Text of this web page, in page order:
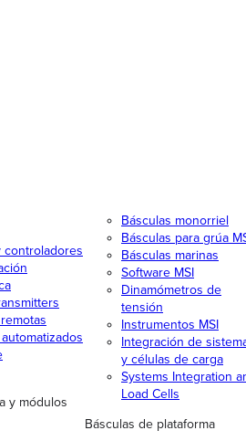
controladores
y módulos
Básculas monorriel
Básculas para grúa
Básculas marinas
Software MSI
Dinamómetros de
tensión
Instrumentos MSI
Integración de
y células de carga
Systems Integration
Load Cells
Básculas de plataforma